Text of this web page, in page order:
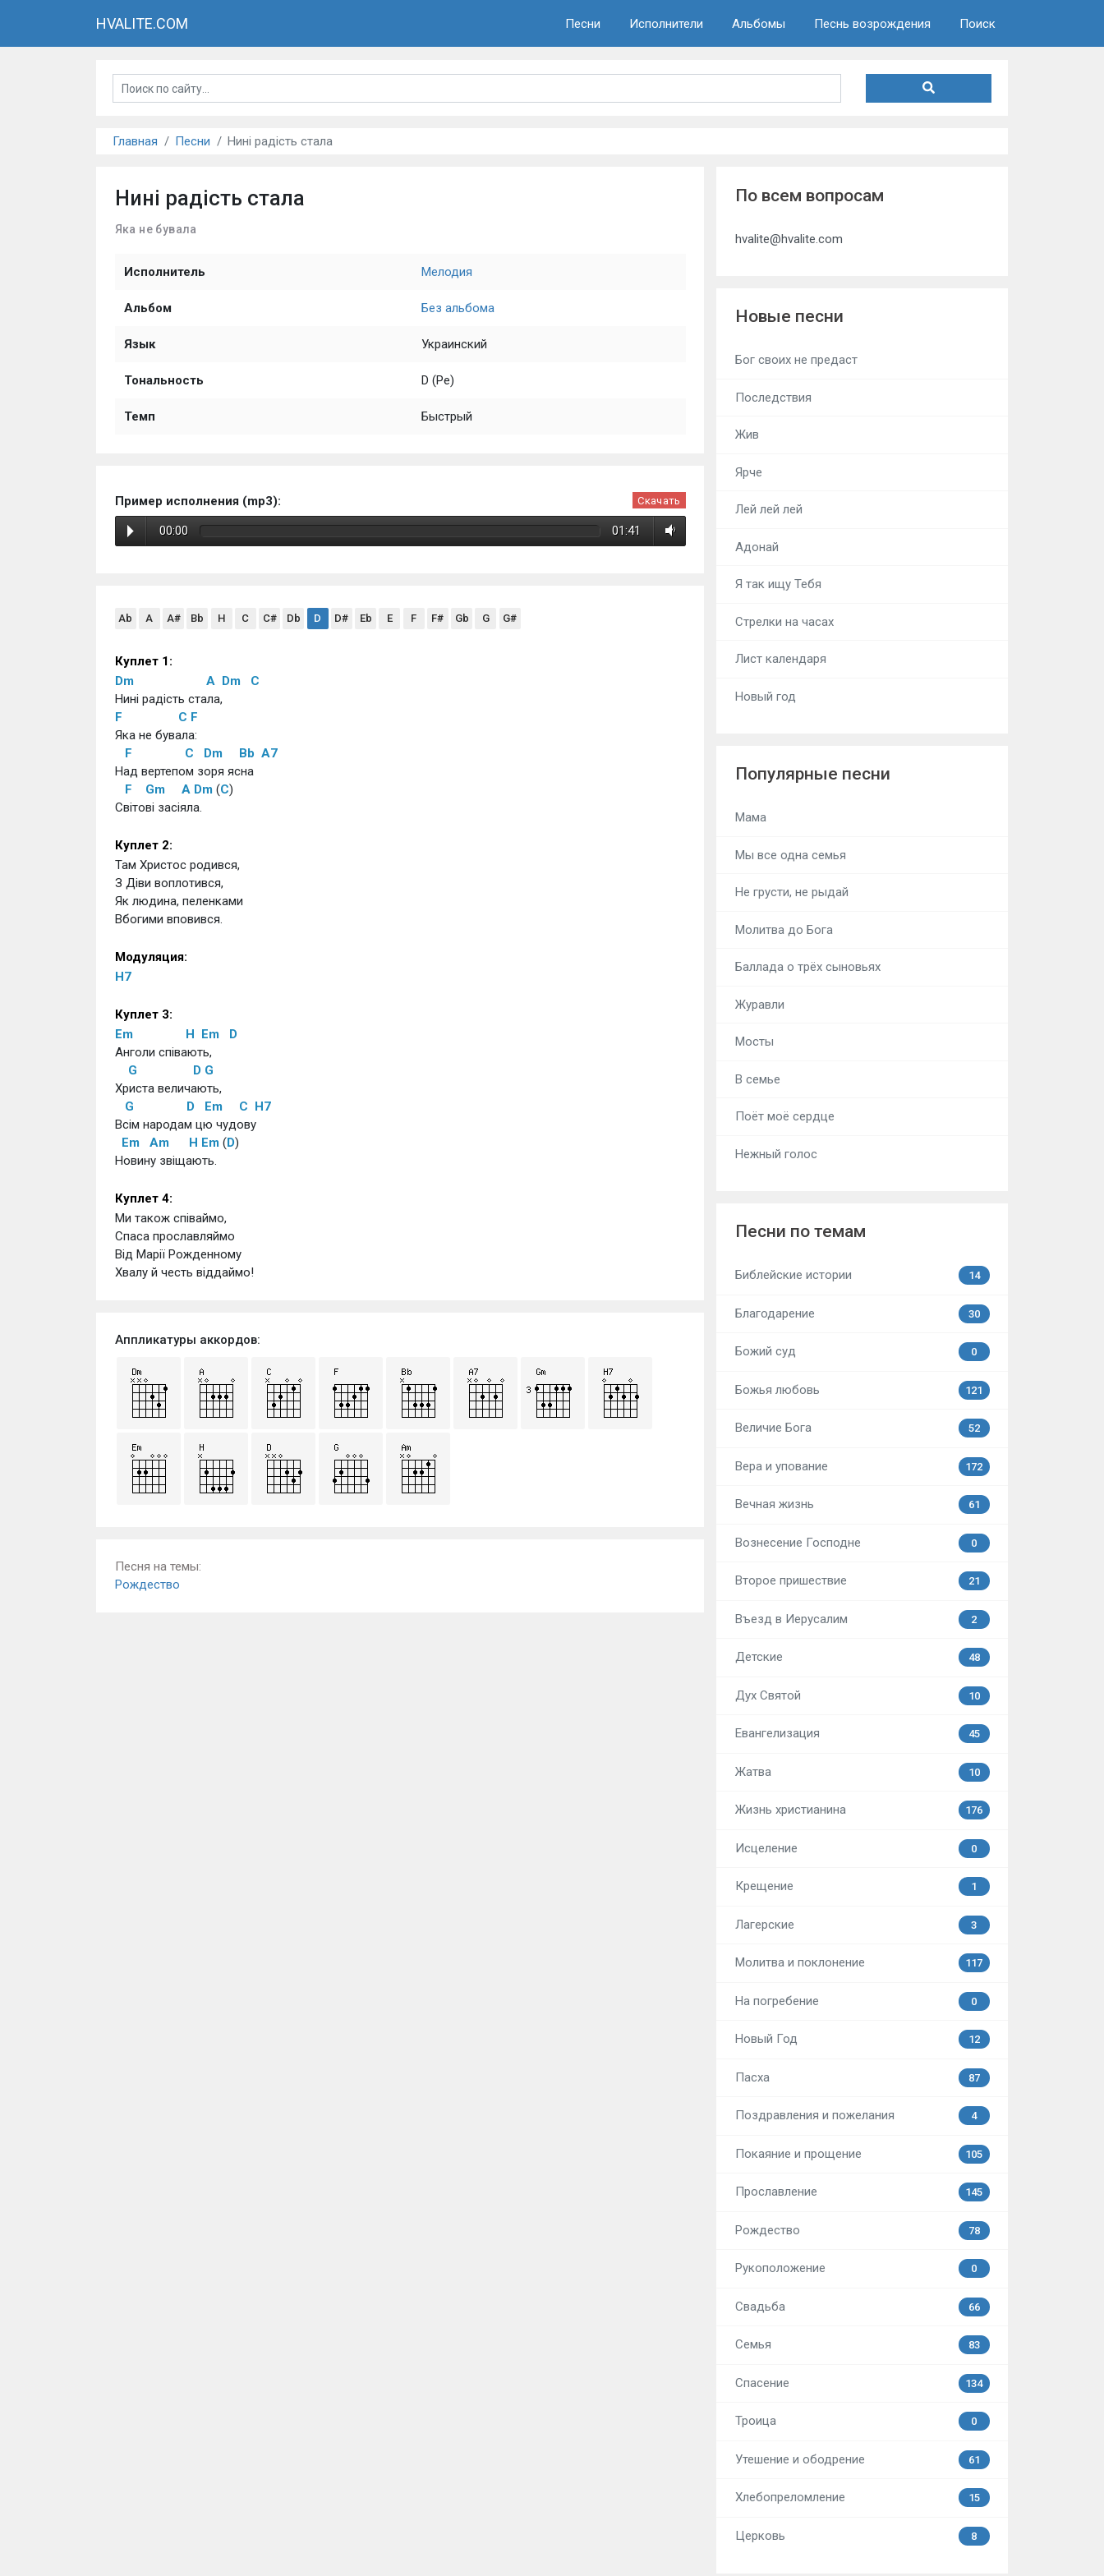
HVALITE.COM Песни Исполнители Альбомы Песнь возрождения Поиск
Главная Песни Нині радість стала
Нині радість стала
Яка не бувала
Исполнитель Мелодия
Альбом Без альбома
Язык Украинский
Тональность D (Ре)
Темп Быстрый
Пример исполнения (mp3): Скачать
00:00 01:41
Ab A A# Bb H C C# Db D D# Eb E F F# Gb G G#
Куплет 1:
Dm
A Dm
C
Нині радість стала,
F
C F
Яка не бувала:
F
C Dm Bb A7
Над вертепом зоря ясна
F
Gm A Dm (C)
Світові засіяла.
Куплет 2:
Там Христос родився,
З Діви воплотився,
Як людина, пеленками
Вбогими вповився.
Модуляция:
H7
Куплет 3:
Em
H Em
D
Анголи співають,
G
D G
Христа величають,
G
D Em C H7
Всім народам цю чудову
Em
Am H Em (D)
Новину звіщають.
Куплет 4:
Ми також співаймо,
Спаса прославляймо
Від Марії Рожденному
Хвалу й честь віддаймо!
Аппликатуры аккордов:
Песня на темы:
Рождество
По всем вопросам
hvalite@hvalite.com
Новые песни
Бог своих не предаст
Последствия
Жив
Ярче
Лей лей лей
Адонай
Я так ищу Тебя
Стрелки на часах
Лист календаря
Новый год
Популярные песни
Мама
Мы все одна семья
Не грусти, не рыдай
Молитва до Бога
Баллада о трёх сыновьях
Журавли
Мосты
В семье
Поёт моё сердце
Нежный голос
Песни по темам
Библейские истории 14
Благодарение 30
Божий суд 0
Божья любовь 121
Величие Бога 52
Вера и упование 172
Вечная жизнь 61
Вознесение Господне 0
Второе пришествие 21
Въезд в Иерусалим 2
Детские 48
Дух Святой 10
Евангелизация 45
Жатва 10
Жизнь христианина 176
Исцеление 0
Крещение 1
Лагерские 3
Молитва и поклонение 117
На погребение 0
Новый Год 12
Пасха 87
Поздравления и пожелания 4
Покаяние и прощение 105
Прославление 145
Рождество 78
Рукоположение 0
Свадьба 66
Семья 83
Спасение 134
Троица 0
Утешение и ободрение 61
Хлебопреломление 15
Церковь 8